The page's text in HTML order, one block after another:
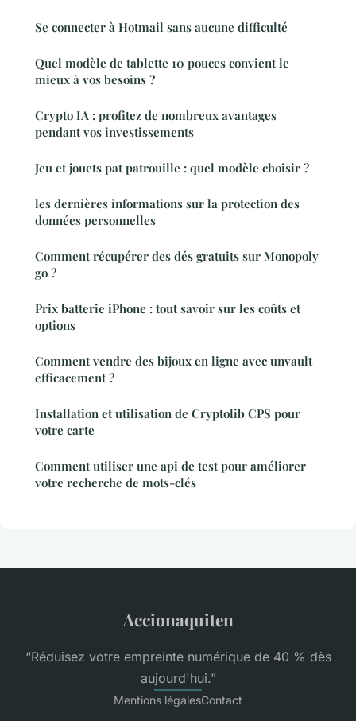
Se connecter à Hotmail sans aucune difficulté
Quel modèle de tablette 10 pouces convient le
mieux à vos besoins ?
Crypto IA : profitez de nombreux avantages
pendant vos investissements
Jeu et jouets pat patrouille : quel modèle choisir ?
les dernières informations sur la protection des
données personnelles
Comment récupérer des dés gratuits sur Monopoly
go ?
Prix batterie iPhone : tout savoir sur les coûts et
options
Comment vendre des bijoux en ligne avec unvault
efficacement ?
Installation et utilisation de Cryptolib CPS pour
votre carte
Comment utiliser une api de test pour améliorer
votre recherche de mots-clés
Accionaquiten
“Réduisez votre empreinte numérique de 40 % dès
aujourd'hui.”
Mentions légalesContact